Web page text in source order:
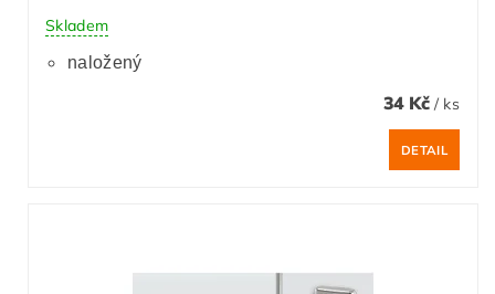
Skladem
naložený
34 Kč / ks
DETAIL